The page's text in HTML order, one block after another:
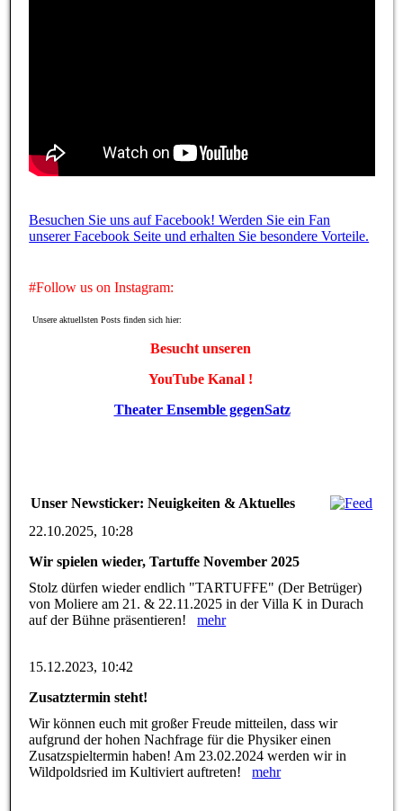
Besuchen Sie uns auf Facebook! Werden Sie ein Fan
unserer Facebook Seite und erhalten Sie besondere Vorteile.
#Follow us on Instagram:
Unsere aktuellsten Posts finden sich hier:
Besucht unseren
YouTube Kanal !
Theater Ensemble gegenSatz
Unser Newsticker: Neuigkeiten & Aktuelles
22.10.2025, 10:28
Wir spielen wieder, Tartuffe November 2025
Stolz dürfen wieder endlich "TARTUFFE" (Der Betrüger)
von Moliere am 21. & 22.11.2025 in der Villa K in Durach
auf der Bühne präsentieren!mehr
15.12.2023, 10:42
Zusatztermin steht!
Wir können euch mit großer Freude mitteilen, dass wir
aufgrund der hohen Nachfrage für die Physiker einen
Zusatzspieltermin haben! Am 23.02.2024 werden wir in
Wildpoldsried im Kultiviert auftreten!mehr